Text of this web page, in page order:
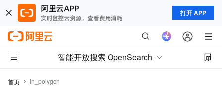
打开 APP
智能开放搜索 OpenSearch
首页 in_polygon